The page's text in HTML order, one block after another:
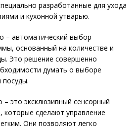
разработанные для ухода
и кухонной утварью.
– автоматический выбор
основанный на количестве и
Это решение совершенно
думать о выборе
это эксклюзивный сенсорный
которые сделают управление
Они позволяют легко